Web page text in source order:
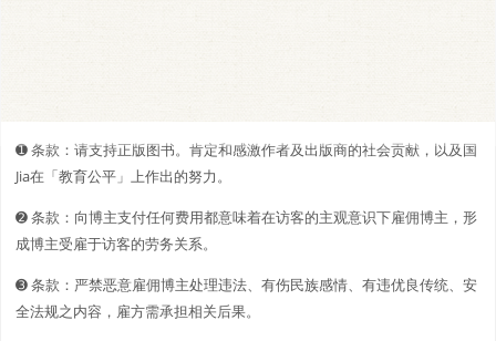
➊️ 条款：请支持正版图书。肯定和感激作者及出版商的社会贡献，以及国
Jia在「教育公平」上作出的努力。
➋️️ 条款：向博主支付任何费用都意味着在访客的主观意识下雇佣博主，形
成博主受雇于访客的劳务关系。
➌ 条款：严禁恶意雇佣博主处理违法、有伤民族感情、有违优良传统、安
全法规之内容，雇方需承担相关后果。